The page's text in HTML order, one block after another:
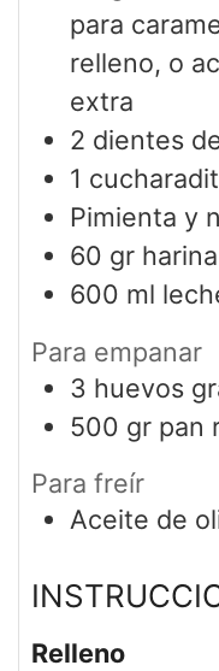
para
relleno, o
extra
2 dientes
1
Pimienta y
60 gr harina
600 ml
Para empanar
3 huevos
500 gr pan
Para freír
Aceite de
Relleno